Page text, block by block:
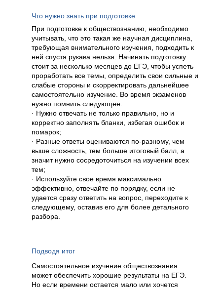
Подводя итог
Самостоятельное изучение обществознания
может обеспечить хорошие результаты на ЕГЭ.
Но если времени остается мало или хочется
При подготовке к обществознанию, необходимо
учитывать, что это такая же научная дисциплина,
требующая внимательного изучения, подходить к
ней спустя рукава нельзя. Начинать подготовку
стоит за несколько месяцев до ЕГЭ, чтобы успеть
проработать все темы, определить свои сильные и
слабые стороны и скорректировать дальнейшее
самостоятельно изучение. Во время экзаменов
нужно помнить следующее:
· Нужно отвечать не только правильно, но и
корректно заполнять бланки, избегая ошибок и
помарок;
· Разные ответы оцениваются по-разному, чем
выше сложность, тем больше итоговый балл, а
значит нужно сосредоточиться на изучении всех
тем;
· Используйте свое время максимально
эффективно, отвечайте по порядку, если не
удается сразу ответить на вопрос, переходите к
следующему, оставив его для более детального
разбора.
Что нужно знать при подготовке